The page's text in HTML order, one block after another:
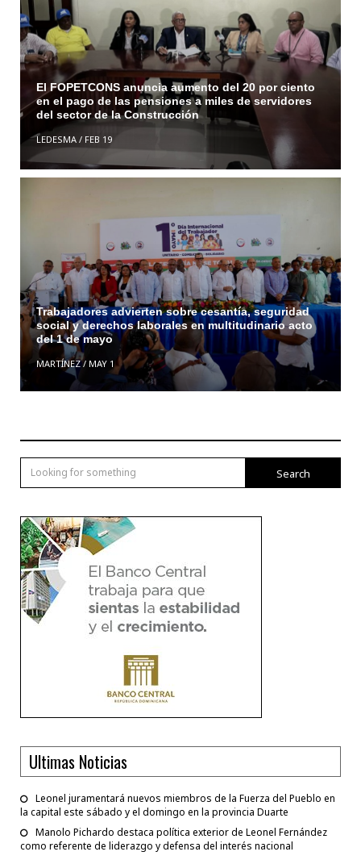
El FOPETCONS anuncia aumento del 20 por ciento
en el pago de las pensiones a miles de servidores
del sector de la Construcción
LEDESMA/ FEB 19
Trabajadores advierten sobre cesantía, seguridad
social y derechos laborales en multitudinario acto
del 1 de mayo
MARTÍNEZ/ MAY 1
Search
Ultimas Noticias
Leonel juramentará nuevos miembros de la Fuerza del Pueblo en
la capital este sábado y el domingo en la provincia Duarte
Manolo Pichardo destaca política exterior de Leonel Fernández
como referente de liderazgo y defensa del interés nacional